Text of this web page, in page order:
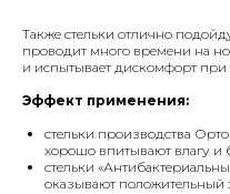
Также стельки отлично
проводит много времени на
и испытывает дискомфорт при
Эффект применения:
стельки производства
хорошо впитывают влагу и
стельки
оказывают положительный